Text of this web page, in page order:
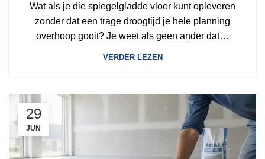
Wat als je die spiegelgladde vloer kunt opleveren
zonder dat een trage droogtijd je hele planning
overhoop gooit? Je weet als geen ander dat…
VERDER LEZEN
29
JUN